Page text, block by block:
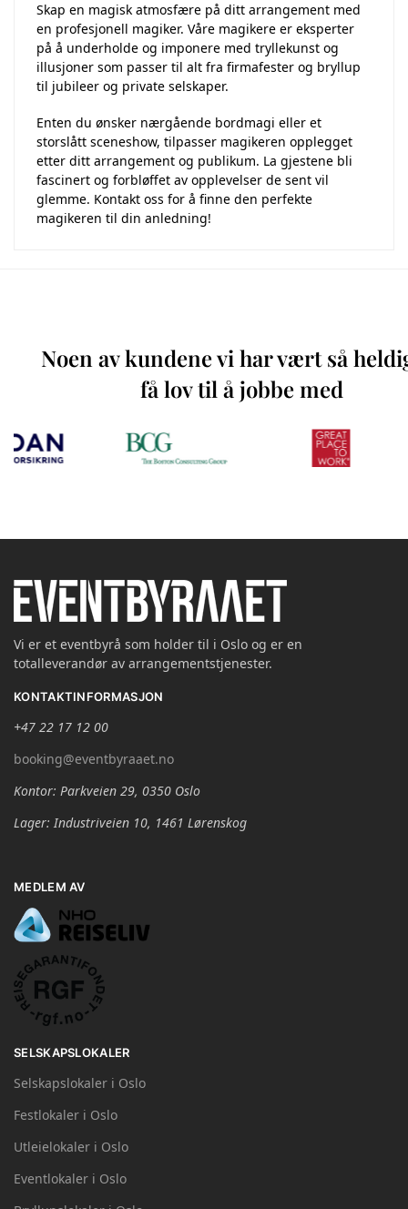
Skap en magisk atmosfære på ditt arrangement med
en profesjonell magiker. Våre magikere er eksperter
på å underholde og imponere med tryllekunst og
illusjoner som passer til alt fra firmafester og bryllup
til jubileer og private selskaper.
Enten du ønsker nærgående bordmagi eller et
storslått sceneshow, tilpasser magikeren opplegget
etter ditt arrangement og publikum. La gjestene bli
fascinert og forbløffet av opplevelser de sent vil
glemme. Kontakt oss for å finne den perfekte
magikeren til din anledning!
Noen av kundene vi har vært så
få lov til å jobbe med
Vi er et eventbyrå som holder til i Oslo og er en
totalleverandør av arrangementstjenester.
KONTAKTINFORMASJON
+47 22 17 12 00
booking@eventbyraaet.no
Kontor: Parkveien 29, 0350 Oslo
Lager: Industriveien 10, 1461 Lørenskog
MEDLEM AV
SELSKAPSLOKALER
Selskapslokaler i Oslo
Festlokaler i Oslo
Utleielokaler i Oslo
Eventlokaler i Oslo